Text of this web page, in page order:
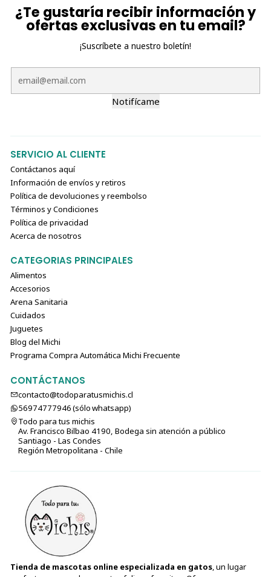
¿Te gustaría recibir información y
ofertas exclusivas en tu email?
¡Suscríbete a nuestro boletín!
Notifícame
SERVICIO AL CLIENTE
Contáctanos aquí
Información de envíos y retiros
Política de devoluciones y reembolso
Términos y Condiciones
Política de privacidad
Acerca de nosotros
CATEGORIAS PRINCIPALES
Alimentos
Accesorios
Arena Sanitaria
Cuidados
Juguetes
Blog del Michi
Programa Compra Automática Michi Frecuente
CONTÁCTANOS
contacto@todoparatusmichis.cl
56974777946 (sólo⁣⁣⁣⁣⁣​​​​​​​​​​​​​​​ whatsapp)
Todo para tus michis
Av. Francisco Bilbao 4190, Bodega sin atención a público
Santiago - Las Condes
Región Metropolitana - Chile
Tienda de mascotas online especializada en gatos, un lugar